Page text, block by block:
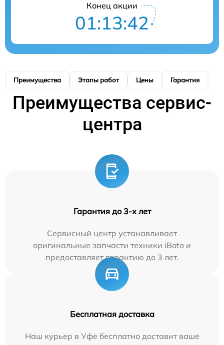
Конец акции
01:13:41
Преимущества Этапы работ Цены Гарантия
Преимущества сервис-
центра
Гарантия до 3-х лет
Сервисный центр устанавливает
оригинальные запчасти техники iBoto и
предоставляет гарантию до 3 лет.
Бесплатная доставка
Наш курьер в Уфе бесплатно доставит ваше